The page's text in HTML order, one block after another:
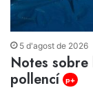
5 d'agost de 2026
Notes
pollencí p+